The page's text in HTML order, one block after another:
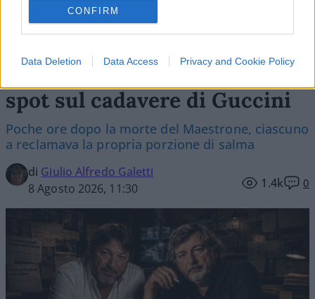
CONFIRM
Data Deletion Data Access Privacy and Cookie Policy
Che pena, Ranucci: si fa lo
spot sul cadavere di Guccini
Poche ore dopo la morte del Maestrone, ciascuno
a reclamava la propria porzione di salma
di Giulio Alfredo Galetti
8 Agosto 2026, 11:30
1.4k 0